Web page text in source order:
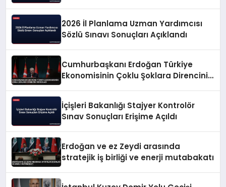
2026 İl Planlama Uzman Yardımcısı
Sözlü Sınavı Sonuçları Açıklandı
Cumhurbaşkanı Erdoğan Türkiye
Ekonomisinin Çoklu Şoklara Direncini
İçişleri Bakanlığı Stajyer Kontrolör
Sınav Sonuçları Erişime Açıldı
Erdoğan ve ez Zeydi arasında
stratejik iş birliği ve enerji mutabakatı